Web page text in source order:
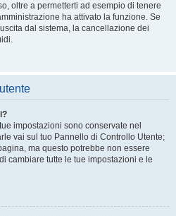
oltre a permetterti ad esempio di tenere
ha attivato la funzione. Se
dal sistema, la cancellazione dei
impostazioni sono conservate nel
vai sul tuo Pannello di Controllo Utente;
ma questo potrebbe non essere
cambiare tutte le tue impostazioni e le